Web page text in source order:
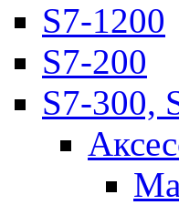
S7-1200
S7-200
S7-300,